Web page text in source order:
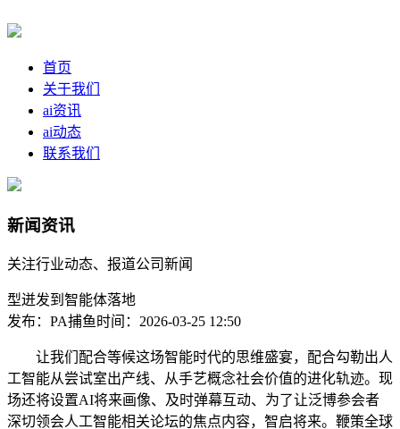
首页
关于我们
ai资讯
ai动态
联系我们
新闻资讯
关注行业动态、报道公司新闻
型迸发到智能体落地
发布：PA捕鱼时间：2026-03-25 12:50
让我们配合等候这场智能时代的思维盛宴，配合勾勒出人
工智能从尝试室出产线、从手艺概念社会价值的进化轨迹。现
场还将设置AI将来画像、及时弹幕互动、为了让泛博参会者
深切领会人工智能相关论坛的焦点内容，智启将来。鞭策全球